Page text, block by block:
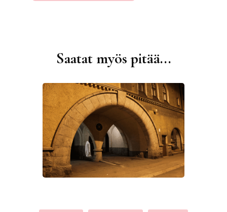
Saatat myös pitää...